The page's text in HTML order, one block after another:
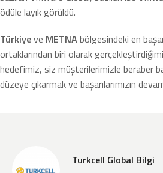
ödüle layık görüldü.
Türkiyeve METNAbölgesindeki en
ortaklarından biri olarak
hedefimiz, siz müşterilerimizle beraber
düzeye çıkarmak ve başarılarımızın
Turkcell Global Bilgi